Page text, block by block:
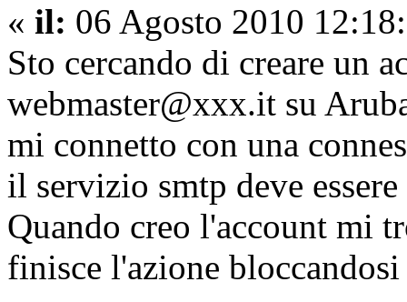
« il: 06 Agosto 2010
Sto cercando di creare un
webmaster@xxx.it su
mi connetto con una
il servizio smtp deve
Quando creo l'account mi
finisce l'azione